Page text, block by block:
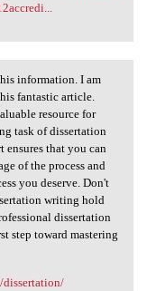
this
information. I am
fantastic article.
resource for
task of dissertation
that you can
of the process and
you deserve. Don't
writing hold
dissertation
step toward mastering